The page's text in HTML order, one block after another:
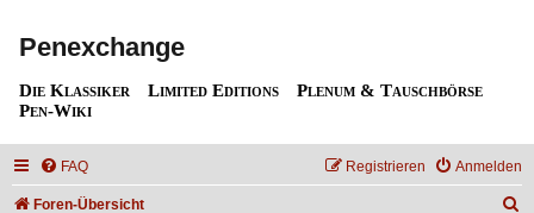
Penexchange
Die Klassiker Limited Editions
Plenum & Tauschbörse
Pen-Wiki
FAQ Anmelden
Registrieren
Foren-Übersicht